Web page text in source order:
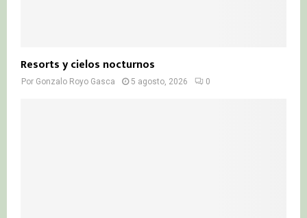
Resorts y cielos nocturnos
Por Gonzalo Royo Gasca 5 agosto, 2026 0